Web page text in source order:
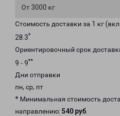
От 3000 кг
Стоимость доставки за 1 кг
28.3*
Ориентировочный срок
9 - 9**
Дни отправки
пн, ср, пт
* Минимальная стоимость
направлению: 540 руб.